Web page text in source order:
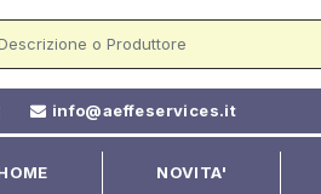
info@aeffeservices.it
NOVITA'